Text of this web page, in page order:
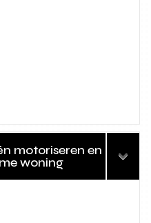
motoriseren en
woning